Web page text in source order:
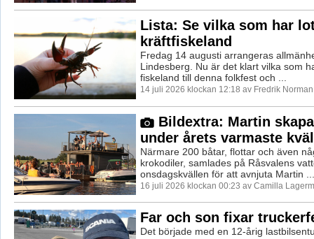
Lista: Se vilka som har
kräftfiskeland
Fredag 14 augusti arrangeras
Lindesberg. Nu är det klart vilka som
fiskeland till denna folkfest och ...
14 juli 2026 klockan 12:18 av Fredrik
Bildextra: Martin
under årets varmaste
Närmare 200 båtar, flottar och även
krokodiler, samlades på Råsvalens
onsdagskvällen för att avnjuta Martin ...
16 juli 2026 klockan 00:23 av Camilla
Far och son fixar
Det började med en 12-årig